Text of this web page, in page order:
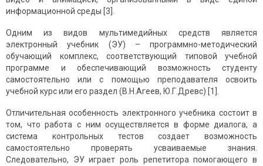
информационной среды [3].
Одним из видов мультимедийных средств является
электронный учебник (ЭУ) – программно-методический
обучающий комплекс, соответствующий типовой учебной
программе и обеспечивающий возможность студенту
самостоятельно или с помощью преподавателя освоить
учебной курс или его раздел (В.Н.Агеев, Ю.Г.Древс) [1].
Отличительная особенность электронного учебника состоит в
том, что работа с ним осуществляется в форме диалога, а
система контрольных тестов создает возможность
самостоятельно проверять усваиваемые знания.
Следовательно, ЭУ играет роль репетитора помогающего в